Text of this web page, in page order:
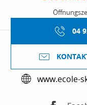
04
www.ecole-